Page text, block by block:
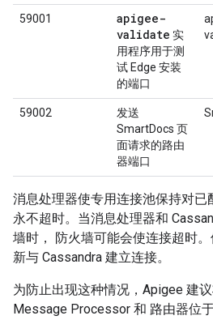
59001
apigee-
validate 实
用程序用于测
试 Edge 安装
的端口
59002
发送
SmartDocs 页
面请求的路由
器端口
消息处理器使专用连接池保持对已
永不超时。当消息处理器和
墙时， 防火墙可能会使连接超时
新与 Cassandra 建立连接。
为防止出现这种情况，Apigee 建议
Message Processor 和 路由器位